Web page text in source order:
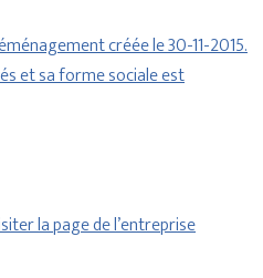
créée le 30-11-2015.
et sa forme sociale est
la page de l’entreprise